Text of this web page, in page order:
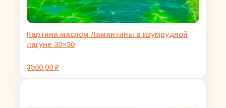
Картина маслом Ламантины в изумрудной
лагуне 30×30
3500,00 ₽